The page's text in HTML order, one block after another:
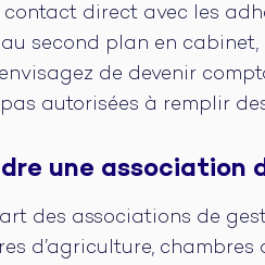
contact direct avec les
second plan en
de devenir
autorisées à remplir
une
des associations de
d’agriculture, chambres